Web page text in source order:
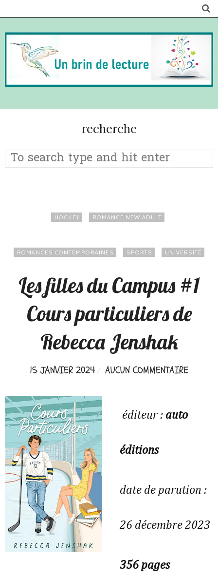
recherche
HOCKEY ROMANCE NEW ADULT
ROMANCES CONTEMPORAINES SPORTS UNIVERSITÉ
Les filles du Campus #1
Cours particuliers de
Rebecca Jenshak
15 JANVIER 2024 AUCUN COMMENTAIRE
éditeur : auto
éditions
date de parution :
26 décembre 2023
356 pages